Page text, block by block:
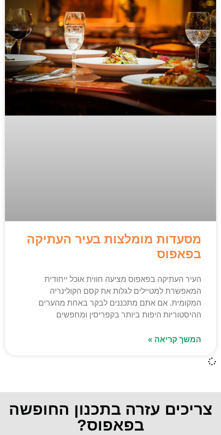
מסעדות מומלצות בעיר העתיקה
בפאפוס
העיר העתיקה בפאפוס מציעה חווית אוכל ייחודית
המאפשרת למטיילים לגלות את קסם הקולינריה
המקומית. אם אתם מתכננים לבקר באחת מהערים
ההיסטוריות היפות ביותר בקפריסין ומחפשים
המשך קריאה »
צריכים עזרה בתכנון החופשה
בפאפוס?